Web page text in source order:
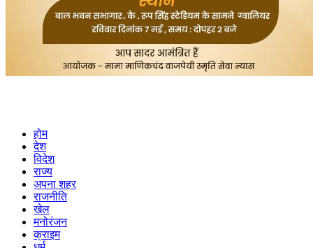
होम
देश
विदेश
राज्य
अपना शहर
राजनीति
खेल
मनोरंजन
क्राइम